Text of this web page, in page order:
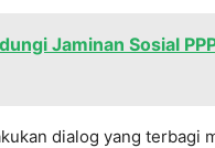
Jaminan Sosial
dialog yang terbagi